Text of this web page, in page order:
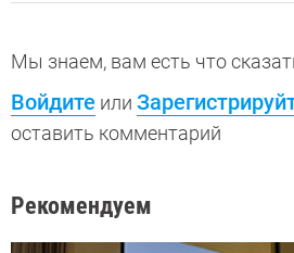
Мы знаем, вам есть что
Войдите или
оставить комментарий
Рекомендуем